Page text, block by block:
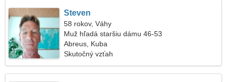
Steven
58 rokov, Váhy
Muž hľadá staršiu dámu 46-53
Abreus, Kuba
Skutočný vzťah